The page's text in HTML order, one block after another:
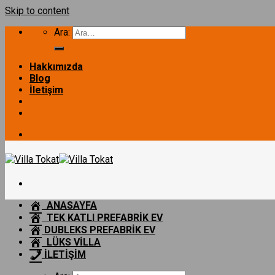
Skip to content
Ara:
Hakkımızda
Blog
İletişim
ANASAYFA
TEK KATLI PREFABRİK EV
DUBLEKS PREFABRİK EV
LÜKS VİLLA
İLETİŞİM